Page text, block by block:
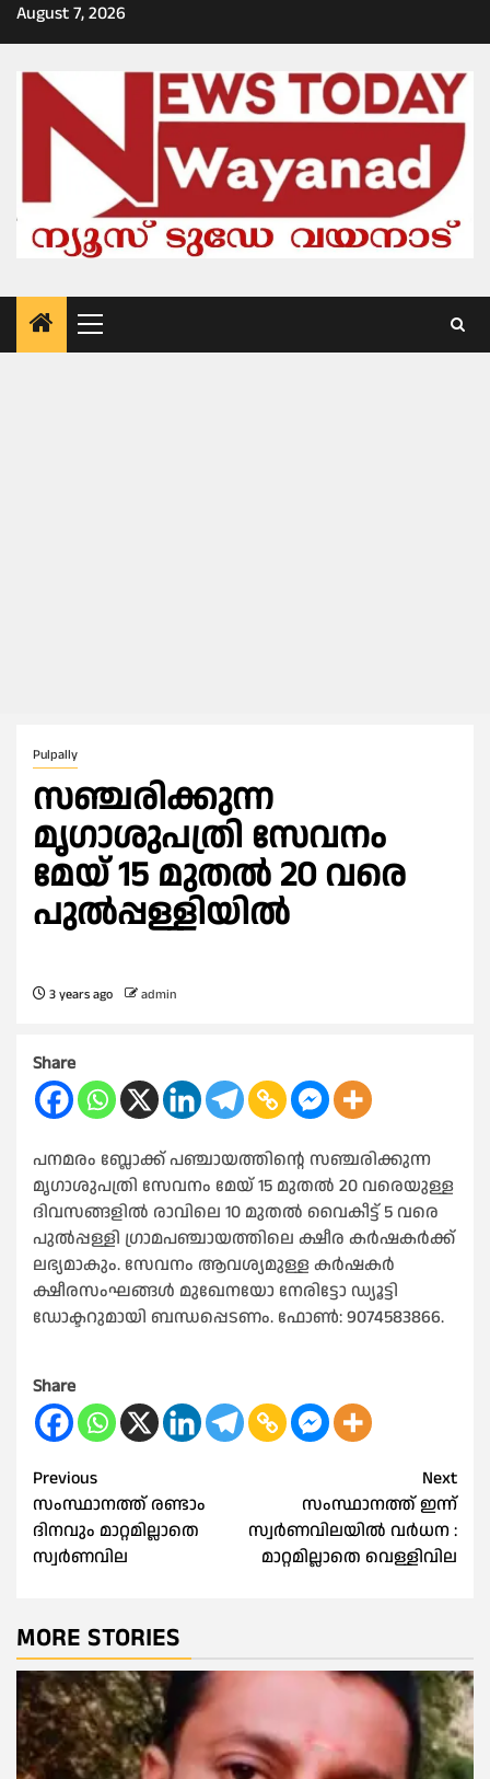
Skip
to
August 7, 2026
Primary
Menu
Pulpally
സഞ്ചരിക്കുന്ന
മൃഗാശുപത്രി സേവനം
മേയ് 15 മുതല്‍ 20 വരെ
പുൽപ്പള്ളിയിൽ
3 years ago admin
Share
പനമരം ബ്ലോക്ക് പഞ്ചായത്തിന്റെ സഞ്ചരിക്കുന്ന
മൃഗാശുപത്രി സേവനം മേയ് 15 മുതല്‍ 20 വരെയുള്ള
ദിവസങ്ങളില്‍ രാവിലെ 10 മുതല്‍ വൈകീട്ട് 5 വരെ
പുല്‍പ്പള്ളി ഗ്രാമപഞ്ചായത്തിലെ ക്ഷീര കര്‍ഷകര്‍ക്ക്
ലഭ്യമാകും. സേവനം ആവശ്യമുള്ള കര്‍ഷകര്‍
ക്ഷീരസംഘങ്ങള്‍ മുഖേനയോ നേരിട്ടോ ഡ്യൂട്ടി
ഡോക്ടറുമായി ബന്ധപ്പെടണം. ഫോണ്‍: 9074583866.
Share
Post
navigation
Previous
സംസ്ഥാനത്ത് രണ്ടാം
ദിനവും മാറ്റമില്ലാതെ
സ്വർണവില
Next
സംസ്ഥാനത്ത് ഇന്ന്
സ്വർണവിലയിൽ വർധന :
മാറ്റമില്ലാതെ വെള്ളിവില
MORE STORIES